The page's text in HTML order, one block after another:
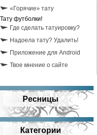
«Горячие» тату
Тату футболки!
Где сделать татуировку?
Надоела тату? Удалить!
Приложение для Android
Твое мнение о сайте
Ресницы
Категории